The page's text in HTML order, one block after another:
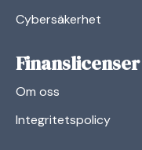
Cybersäkerhet
Finanslicenser
Om oss
Integritetspolicy